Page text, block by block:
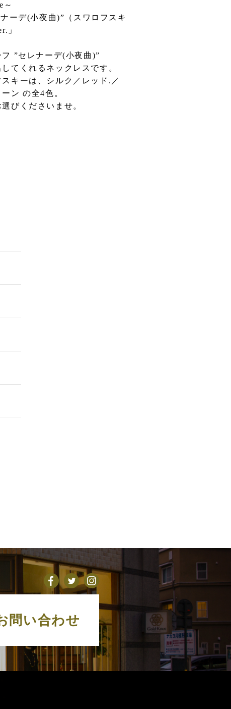
～
ーデ(小夜曲)”（スワロフスキ
」
”セレナーデ(小夜曲)”
てくれるネックレスです。
キーは、シルク／レッド.／
ン の全4色。
びくださいませ。
問い合わせ